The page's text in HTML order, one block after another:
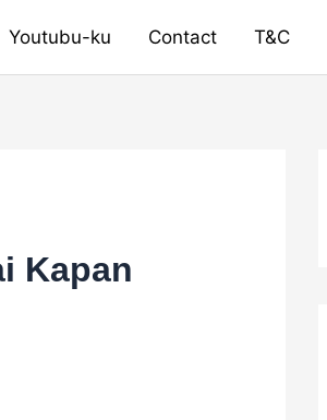
Youtubu-ku Contact T&C
Kapan